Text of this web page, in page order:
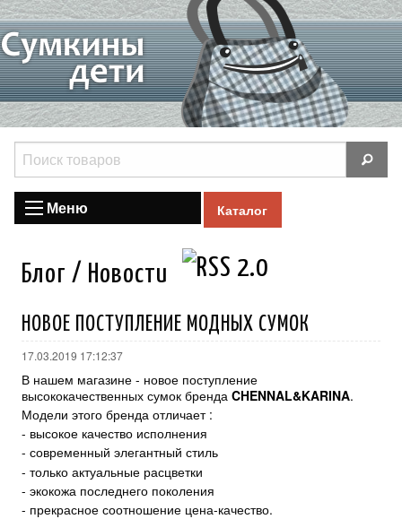
Меню Каталог
Блог / Новости
НОВОЕ ПОСТУПЛЕНИЕ МОДНЫХ СУМОК
17.03.2019 17:12:37
В нашем магазине - новое поступление
высококачественных сумок бренда CHENNAL&KARINA.
Модели этого бренда отличает :
- высокое качество исполнения
- современный элегантный стиль
- только актуальные расцветки
- экокожа последнего поколения
- прекрасное соотношение цена-качество.